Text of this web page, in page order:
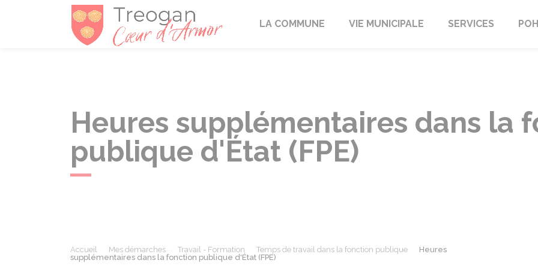
TréoganLA COMMUNE VIE MUNICIPALE SERVICES
Heures supplémentaires dans la
publique d'État (FPE)
Accueil Mes démarches Travail - Formation Temps de travail dans la fonction publique
Heures
supplémentaires dans la fonction publique d'État (FPE)